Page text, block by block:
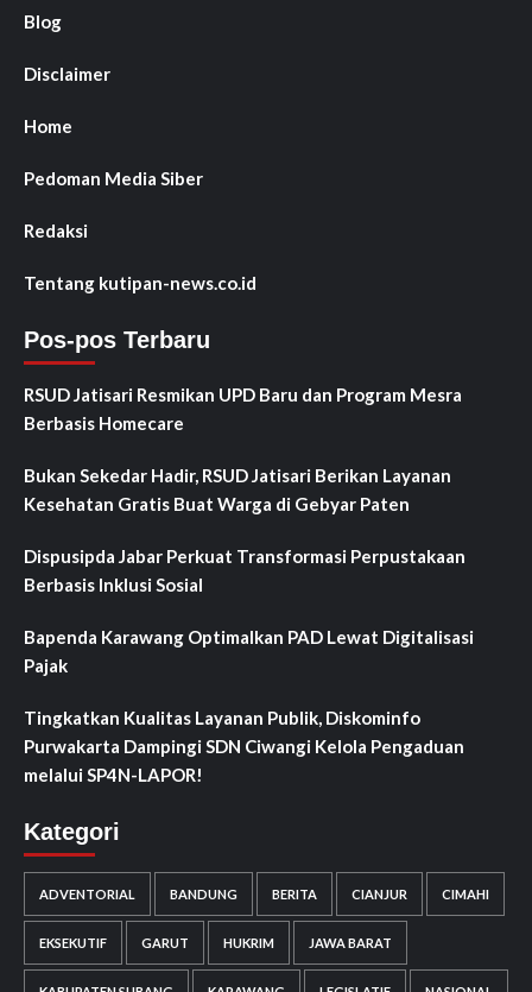
Blog
Disclaimer
Home
Pedoman Media Siber
Redaksi
Tentang kutipan-news.co.id
Pos-pos Terbaru
RSUD Jatisari Resmikan UPD Baru dan Program Mesra
Berbasis Homecare
Bukan Sekedar Hadir, RSUD Jatisari Berikan Layanan
Kesehatan Gratis Buat Warga di Gebyar Paten
Dispusipda Jabar Perkuat Transformasi Perpustakaan
Berbasis Inklusi Sosial
Bapenda Karawang Optimalkan PAD Lewat Digitalisasi
Pajak
Tingkatkan Kualitas Layanan Publik, Diskominfo
Purwakarta Dampingi SDN Ciwangi Kelola Pengaduan
melalui SP4N-LAPOR!
Kategori
ADVENTORIAL BANDUNG BERITA CIANJUR CIMAHI
EKSEKUTIF GARUT HUKRIM JAWA BARAT